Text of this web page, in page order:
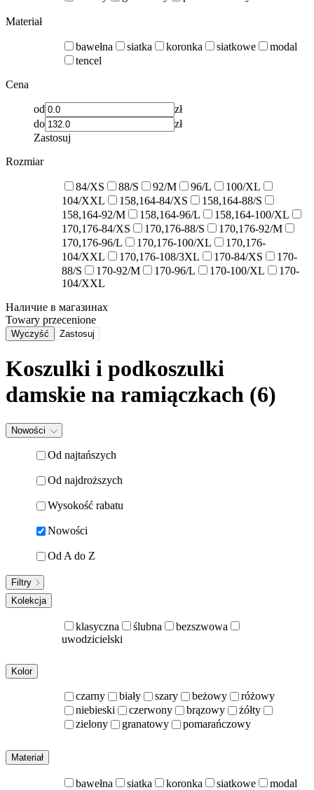
Materiał
bawełna siatka koronka siatkowe
modal
tencel
Cena
od
zł
do
zł
Zastosuj
Rozmiar
84/XS 88/S 92/M 96/L
100/XL
104/XXL
158,164-84/XS
158,164-88/S
158,164-92/M
158,164-96/L
158,164-100/XL
170,176-84/XS
170,176-88/S
170,176-92/M
170,176-96/L
170,176-100/XL
170,176-
104/XXL
170,176-108/3XL 170-84/XS
170-
88/S
170-92/M 170-96/L 170-100/XL
170-
104/XXL
Наличие в магазинах
Towary przecenione
Wyczyść Zastosuj
Koszulki i podkoszulki
damskie na ramiączkach (6)
Nowości
Od najtańszych
Od najdroższych
Wysokość rabatu
Nowości
Od A do Z
Filtry
Kolekcja
klasyczna ślubna
bezszwowa
uwodzicielski
Kolor
czarny biały szary beżowy
różowy
niebieski
czerwony brązowy
żółty
zielony
granatowy pomarańczowy
Materiał
bawełna siatka koronka siatkowe
modal